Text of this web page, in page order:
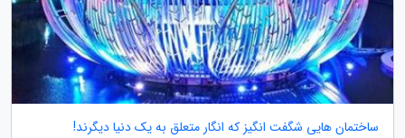
ساختمان هایی شگفت انگیز که انگار متعلق به یک دنیا دیگرند!